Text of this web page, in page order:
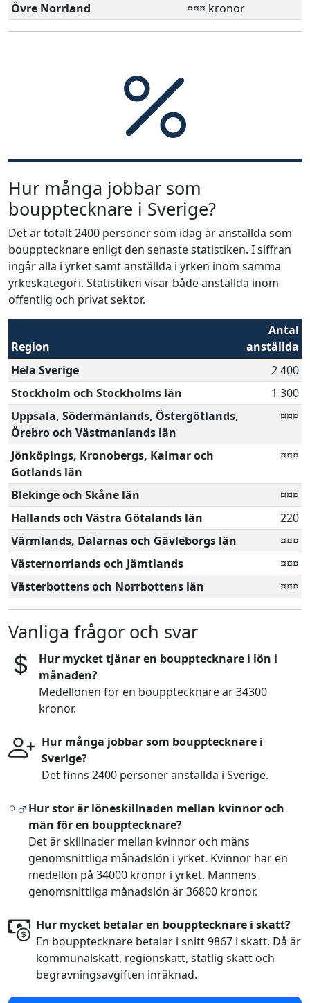
Övre Norrland ¤¤¤ kronor
Hur många jobbar som
boupptecknare i Sverige?
Det är totalt 2400 personer som idag är anställda som
boupptecknare enligt den senaste statistiken. I siffran
ingår alla i yrket samt anställda i yrken inom samma
yrkeskategori. Statistiken visar både anställda inom
offentlig och privat sektor.
Region
Antal
anställda
Hela Sverige
2 400
Stockholm och Stockholms län
1 300
Uppsala, Södermanlands, Östergötlands,
Örebro och Västmanlands län
¤¤¤
Jönköpings, Kronobergs, Kalmar och
Gotlands län
¤¤¤
Blekinge och Skåne län
¤¤¤
Hallands och Västra Götalands län
220
Värmlands, Dalarnas och Gävleborgs län
¤¤¤
Västernorrlands och Jämtlands
¤¤¤
Västerbottens och Norrbottens län
¤¤¤
Vanliga frågor och svar
Hur mycket tjänar en boupptecknare i lön i
månaden?
Medellönen för en boupptecknare är 34300
kronor.
Hur många jobbar som boupptecknare i
Sverige?
Det finns 2400 personer anställda i Sverige.
Hur stor är löneskillnaden mellan kvinnor och
män för en boupptecknare?
Det är skillnader mellan kvinnor och mäns
genomsnittliga månadslön i yrket. Kvinnor har en
medellön på 34000 kronor i yrket. Männens
genomsnittliga månadslön är 36800 kronor.
Hur mycket betalar en boupptecknare i skatt?
En boupptecknare betalar i snitt 9867 i skatt. Då är
kommunalskatt, regionskatt, statlig skatt och
begravningsavgiften inräknad.